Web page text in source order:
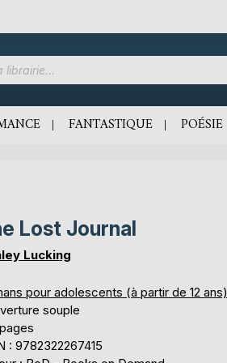
FANTASTIQUE POÉSIE
Lost Journal
Lucking
pour adolescents (à partir de 12 ans)
souple
: 9782322267415